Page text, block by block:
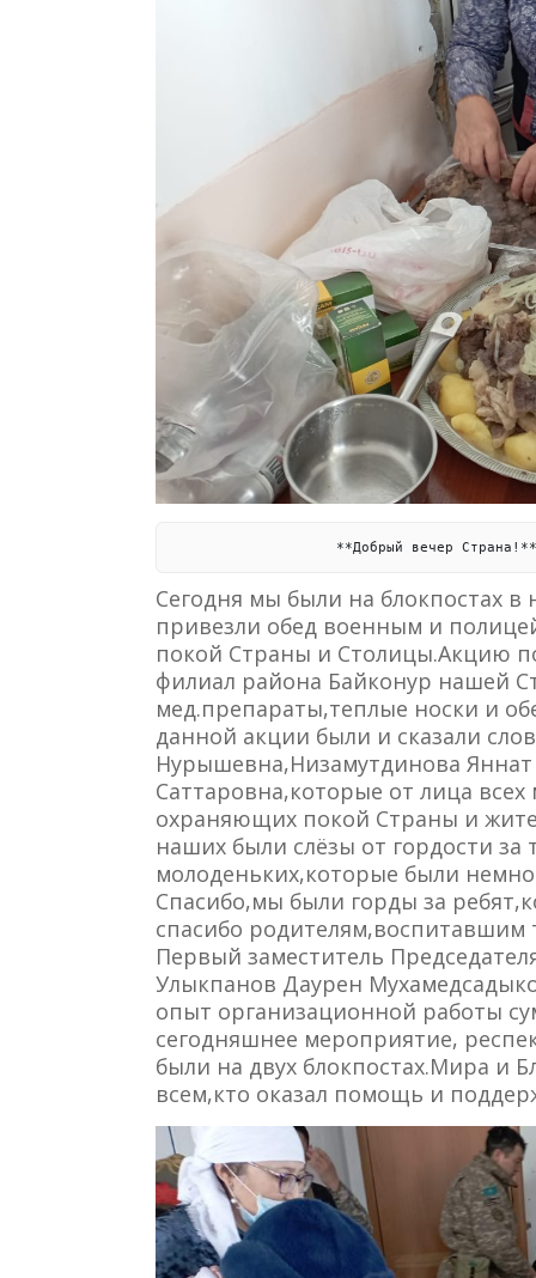
**Добрый вечер
Сегодня мы были на блокпостах
привезли обед военным и
покой Страны и Столицы.Акцию
филиал района Байконур нашей
мед.препараты,теплые носки и
данной акции были и сказали
Нурышевна,Низамутдинова
Саттаровна,которые от лица
охраняющих покой Страны и
наших были слёзы от гордости за
молоденьких,которые были
Спасибо,мы были горды за
спасибо родителям,воспитавшим
Первый заместитель
Улыкпанов Даурен
опыт организационной работы
сегодняшнее мероприятие,
были на двух блокпостах.Мира и
всем,кто оказал помощь и